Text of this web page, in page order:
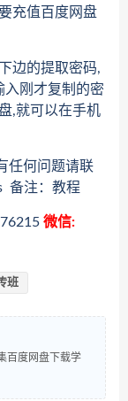
充值百度网盘
边的提取密码,
刚才复制的密
,就可以在手机
任何问题请联
备注：教程
微信:
班
百度网盘下载学